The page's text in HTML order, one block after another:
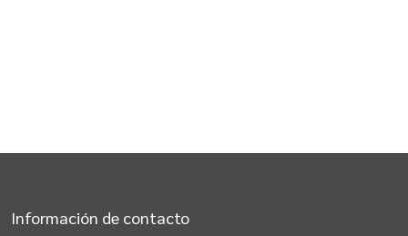
Información de contacto